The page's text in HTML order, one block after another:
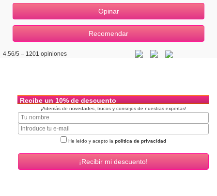
4.56/5 – 1201 opiniones
Recibe un 10% de descuento
¡Además de novedades, trucos y consejos de nuestras expertas!
He leído y acepto la política de privacidad